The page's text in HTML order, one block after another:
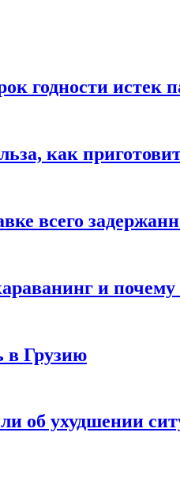
годности истек
как
всего
и
в Грузию
об ухудшении